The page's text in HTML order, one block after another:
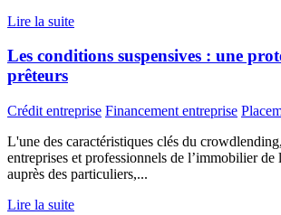
Lire la suite
Les conditions suspensives : une
prêteurs
Crédit entreprise Financement entreprise
L'une des caractéristiques clés du
entreprises et professionnels de l’immobilier de
auprès des particuliers,...
Lire la suite